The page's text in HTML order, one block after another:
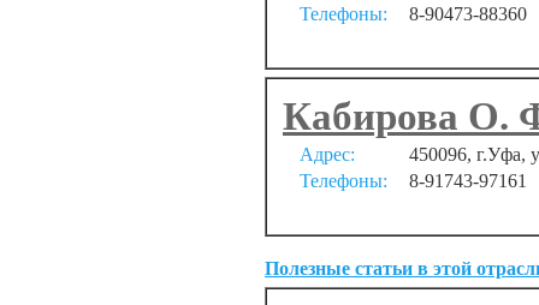
Телефоны:
8-90473-88360
Кабирова О.
Адрес:
450096, г.Уфа,
Телефоны:
8-91743-97161
Полезные статьи в этой